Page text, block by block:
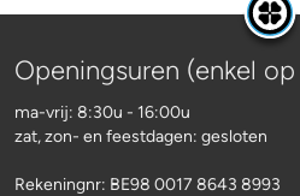
Openingsuren (enkel
ma-vrij: 8:30u - 16:00u
zat, zon- en feestdagen: gesloten
Rekeningnr: BE98 0017 8643 8993